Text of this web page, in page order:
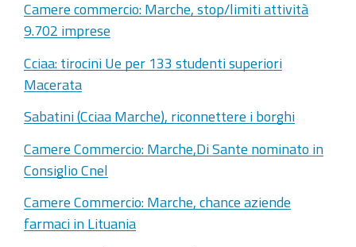
Camere commercio: Marche, stop/limiti attività
9.702 imprese
Cciaa: tirocini Ue per 133 studenti superiori
Macerata
Sabatini (Cciaa Marche), riconnettere i borghi
Camere Commercio: Marche,Di Sante nominato in
Consiglio Cnel
Camere Commercio: Marche, chance aziende
farmaci in Lituania